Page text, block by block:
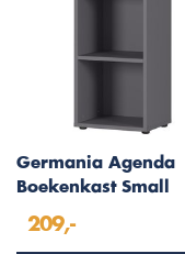
Germania Agenda
Boekenkast Small
209,-